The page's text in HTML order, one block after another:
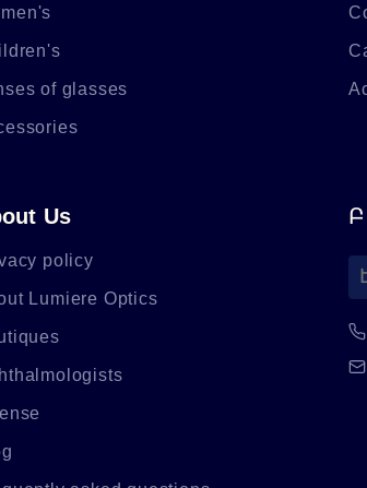
of glasses
Us
policy
Lumiere Optics